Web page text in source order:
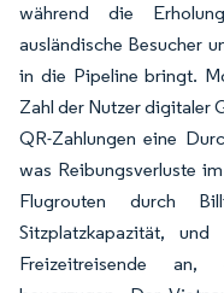
während die
ausländische Besucher
in die Pipeline bringt.
Zahl der Nutzer digitaler
QR-Zahlungen eine
was Reibungsverluste
Flugrouten durch
Sitzplatzkapazität, und
Freizeitreisende an,